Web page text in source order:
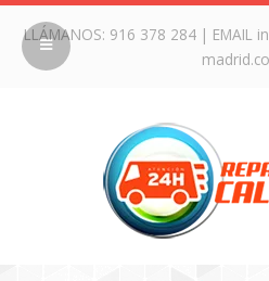
LLÁMANOS: 916 378 284| EMAIL